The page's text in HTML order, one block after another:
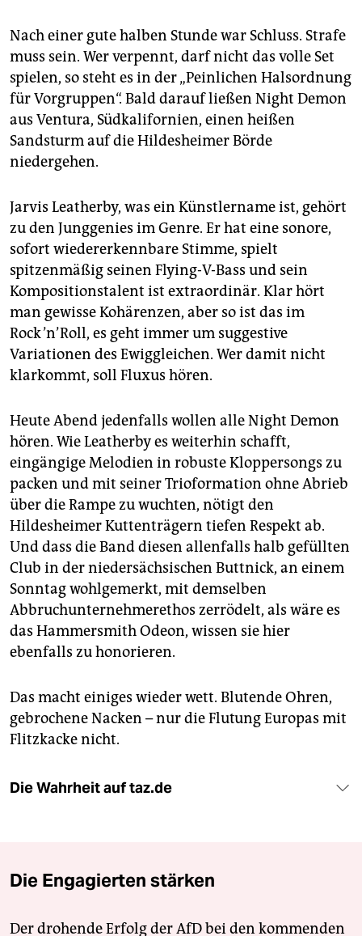
Nach einer gute halben Stunde war Schluss. Strafe
muss sein. Wer verpennt, darf nicht das volle Set
spielen, so steht es in der „Peinlichen Halsordnung
für Vorgruppen“. Bald darauf ließen Night Demon
aus Ventura, Südkalifornien, einen heißen
Sandsturm auf die Hildesheimer Börde
niedergehen.
Jarvis Leatherby, was ein Künstlername ist, gehört
zu den Junggenies im Genre. Er hat eine sonore,
sofort wiedererkennbare Stimme, spielt
spitzenmäßig seinen Flying-V-Bass und sein
Kompositionstalent ist extraordinär. Klar hört
man gewisse Kohärenzen, aber so ist das im
Rock ’n’ Roll, es geht immer um suggestive
Variationen des Ewiggleichen. Wer damit nicht
klarkommt, soll Fluxus hören.
Heute Abend jedenfalls wollen alle Night Demon
hören. Wie Leatherby es weiterhin schafft,
eingängige Melodien in robuste Kloppersongs zu
packen und mit seiner Trioformation ohne Abrieb
über die Rampe zu wuchten, nötigt den
Hildesheimer Kuttenträgern tiefen Respekt ab.
Und dass die Band diesen allenfalls halb gefüllten
Club in der niedersächsischen Buttnick, an einem
Sonntag wohlgemerkt, mit demselben
Abbruchunternehmerethos zerrödelt, als wäre es
das Hammersmith Odeon, wissen sie hier
ebenfalls zu honorieren.
Das macht einiges wieder wett. Blutende Ohren,
gebrochene Nacken – nur die Flutung Europas mit
Flitzkacke nicht.
Die Wahrheit auf taz.de
Die Engagierten stärken
Der drohende Erfolg der AfD bei den kommenden